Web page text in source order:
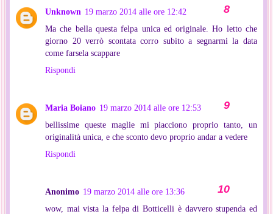
Unknown 19 marzo 2014 alle ore 12:42
Ma che bella questa felpa unica ed originale. Ho letto che
giorno 20 verrò scontata corro subito a segnarmi la data
come farsela scappare
Rispondi
Maria Boiano 19 marzo 2014 alle ore 12:53
bellissime queste maglie mi piacciono proprio tanto, un
originalità unica, e che sconto devo proprio andar a vedere
Rispondi
Anonimo 19 marzo 2014 alle ore 13:36
wow, mai vista la felpa di Botticelli è davvero stupenda ed